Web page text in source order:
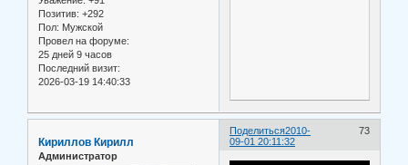
Позитив: +292
Пол: Мужской
Провел на форуме:
25 дней 9 часов
Последний визит:
2026-03-19 14:40:33
Поделиться 73
2010-
09-01 20:11:32
Кириллов Кирилл
Администратор